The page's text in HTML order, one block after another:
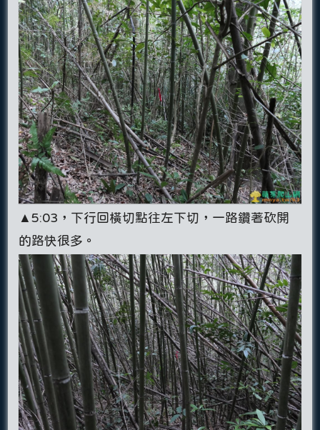
▲5:03，下行回橫切點往左下切，一路鑽著砍開
的路快很多。